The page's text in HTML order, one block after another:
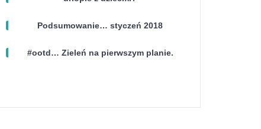
Podsumowanie… styczeń 2018
#ootd… Zieleń na pierwszym planie.